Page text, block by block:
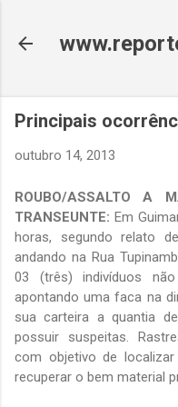
Principais
outubro 14, 2013
ROUBO/ASSALTO A
TRANSEUNTE: Em
horas, segundo relato
andando na Rua
03 (três) indivíduos
apontando uma faca na
sua carteira a quantia
possuir suspeitas.
com objetivo de
recuperar o bem material